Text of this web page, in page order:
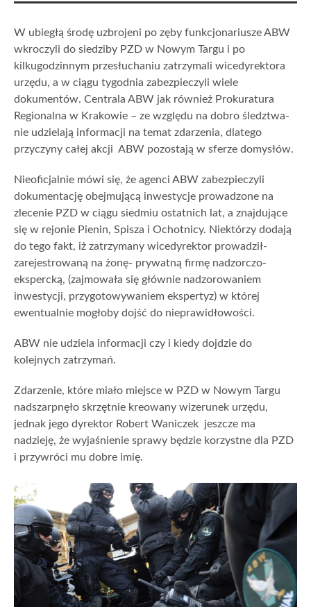
W ubiegłą środę uzbrojeni po zęby funkcjonariusze ABW
wkroczyli do siedziby PZD w Nowym Targu i po
kilkugodzinnym przesłuchaniu zatrzymali wicedyrektora
urzędu, a w ciągu tygodnia zabezpieczyli wiele
dokumentów. Centrala ABW jak również Prokuratura
Regionalna w Krakowie – ze względu na dobro śledztwa-
nie udzielają informacji na temat zdarzenia, dlatego
przyczyny całej akcji ABW pozostają w sferze domysłów.
Nieoficjalnie mówi się, że agenci ABW zabezpieczyli
dokumentację obejmującą inwestycje prowadzone na
zlecenie PZD w ciągu siedmiu ostatnich lat, a znajdujące
się w rejonie Pienin, Spisza i Ochotnicy. Niektórzy dodają
do tego fakt, iż zatrzymany wicedyrektor prowadził-
zarejestrowaną na żonę- prywatną firmę nadzorczo-
ekspercką, (zajmowała się głównie nadzorowaniem
inwestycji, przygotowywaniem ekspertyz) w której
ewentualnie mogłoby dojść do nieprawidłowości.
ABW nie udziela informacji czy i kiedy dojdzie do
kolejnych zatrzymań.
Zdarzenie, które miało miejsce w PZD w Nowym Targu
nadszarpnęło skrzętnie kreowany wizerunek urzędu,
jednak jego dyrektor Robert Waniczek jeszcze ma
nadzieję, że wyjaśnienie sprawy będzie korzystne dla PZD
i przywróci mu dobre imię.